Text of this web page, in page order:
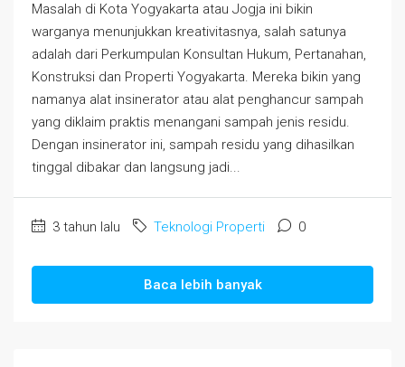
Masalah di Kota Yogyakarta atau Jogja ini bikin
warganya menunjukkan kreativitasnya, salah satunya
adalah dari Perkumpulan Konsultan Hukum, Pertanahan,
Konstruksi dan Properti Yogyakarta. Mereka bikin yang
namanya alat insinerator atau alat penghancur sampah
yang diklaim praktis menangani sampah jenis residu.
Dengan insinerator ini, sampah residu yang dihasilkan
tinggal dibakar dan langsung jadi...
3 tahun lalu Teknologi Properti 0
Baca lebih banyak